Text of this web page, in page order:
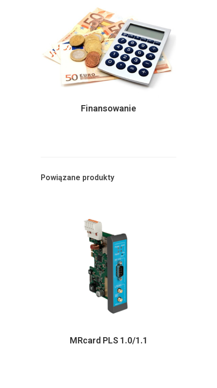
Finansowanie
Powiązane produkty
MRcard PLS 1.0/1.1